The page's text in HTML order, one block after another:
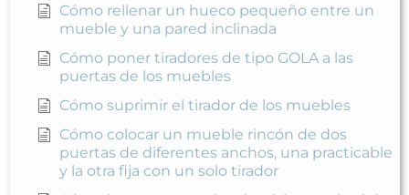
Cómo rellenar un hueco pequeño entre un
mueble y una pared inclinada
Cómo poner tiradores de tipo GOLA a las
puertas de los muebles
Cómo suprimir el tirador de los muebles
Cómo colocar un mueble rincón de dos
puertas de diferentes anchos, una practicable
y la otra fija con un solo tirador